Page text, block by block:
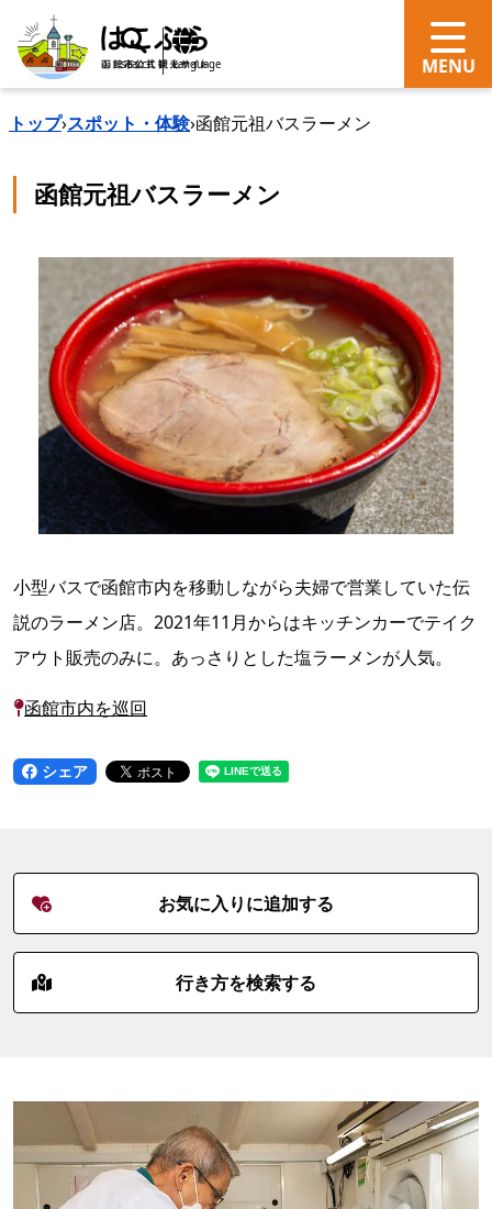
search Language
トップ›スポット・体験›函館元祖バスラーメン
函館元祖バスラーメン
小型バスで函館市内を移動しながら夫婦で営業していた伝
説のラーメン店。2021年11月からはキッチンカーでテイク
アウト販売のみに。あっさりとした塩ラーメンが人気。
函館市内を巡回
シェア
お気に入りに追加する
行き方を検索する